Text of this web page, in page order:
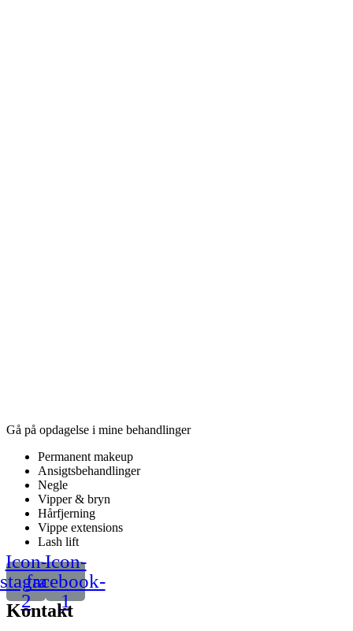
Gå på opdagelse i mine behandlinger
Permanent makeup
Ansigtsbehandlinger
Negle
Vipper & bryn
Hårfjerning
Vippe extensions
Lash lift
Icon-
2
Icon-
facebook-
1
Kontakt